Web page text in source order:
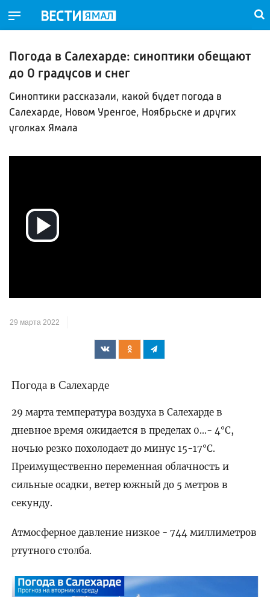
Погода в Салехарде: синоптики обещают
до 0 градусов и снег
Синоптики рассказали, какой будет погода в
Салехарде, Новом Уренгое, Ноябрьске и других
уголках Ямала
Воспроизвести
видео
29 марта 2022
Погода в Салехарде
29 марта температура воздуха в Салехарде в
дневное время ожидается в пределах 0...- 4°C,
ночью резко похолодает до минус 15-17°C.
Преимущественно переменная облачность и
сильные осадки, ветер южный до 5 метров в
секунду.
Атмосферное давление низкое - 744 миллиметров
ртутного столба.